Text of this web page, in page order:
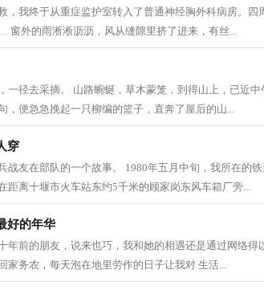
，我终于从重症监护室转入了普通神经胸外科病房。
窗外的雨淅淅沥沥，风从缝隙里挤了进来，有丝...
一径去采摘。 山路蜿蜒，草木蒙笼，到得山上，已近
，便急急挽起一只柳编的篮子，直奔了屋后的山...
穿
战友在部队的一个故事。 1980年五月中旬，我所在的
距离十堰市火车站东约5千米的顾家岗东风车箱厂旁...
好的年华
年前的朋友，说来也巧，我和她的相遇还是通过网络得
家务农，每天泡在地里劳作的日子让我对 生活...